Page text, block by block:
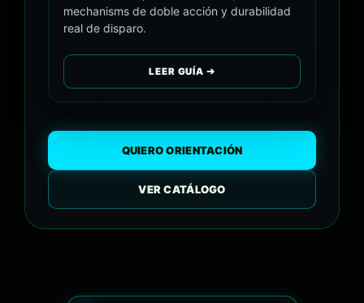
mechanisms de doble acción y durabilidad
real de disparo.
LEER GUÍA ➔
QUIERO ORIENTACIÓN
VER CATÁLOGO